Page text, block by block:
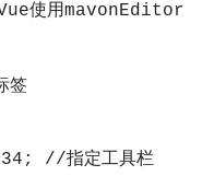
使用mavonEditor
签
//指定工具栏